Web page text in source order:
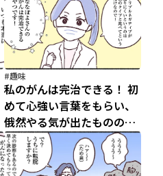
#趣味
私のがんは完治できる！ 初
めて心強い言葉をもらい、
俄然やる気が出たものの…